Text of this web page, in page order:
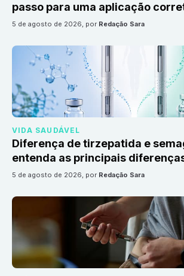
passo para uma aplicação
5 de agosto de 2026, por Redação Sara
VIDA SAUDÁVEL
Diferença de tirzepatida e
entenda as principais
5 de agosto de 2026, por Redação Sara